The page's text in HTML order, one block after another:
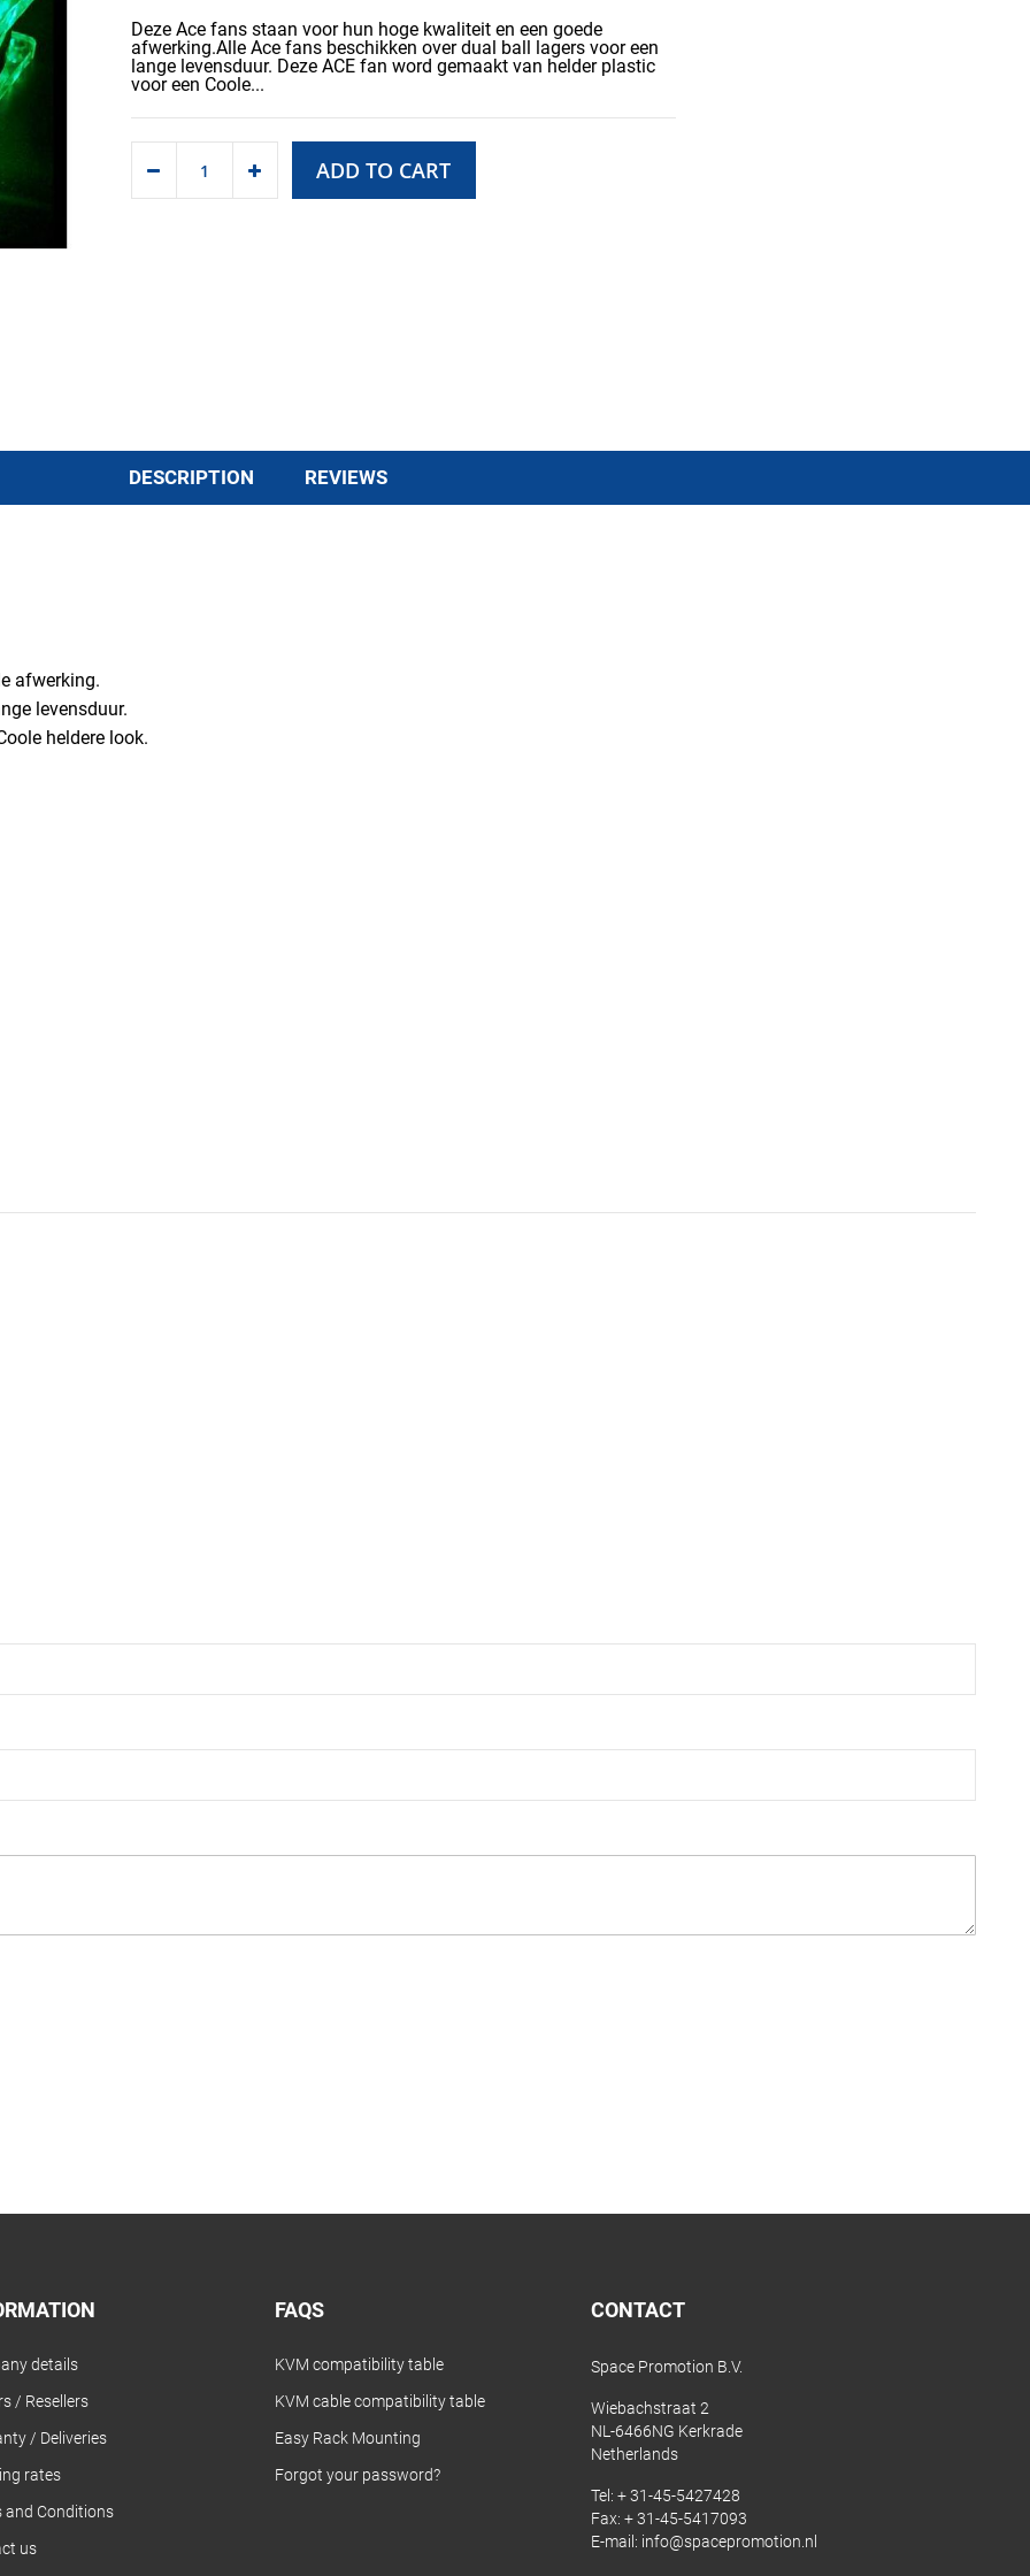
Deze Ace fans staan voor hun hoge kwaliteit en een goede
afwerking.Alle Ace fans beschikken over dual ball lagers voor een
lange levensduur. Deze ACE fan word gemaakt van helder plastic
voor een Coole...
ADD TO CART
DESCRIPTION REVIEWS
afwerking.
levensduur.
heldere look.
details
/ Resellers
/ Deliveries
rates
and Conditions
us
FAQS
KVM compatibility table
KVM cable compatibility table
Easy Rack Mounting
Forgot your password?
CONTACT
Space Promotion B.V.
Wiebachstraat 2
NL-6466NG Kerkrade
Netherlands
Tel: + 31-45-5427428
Fax: + 31-45-5417093
E-mail: info@spacepromotion.nl